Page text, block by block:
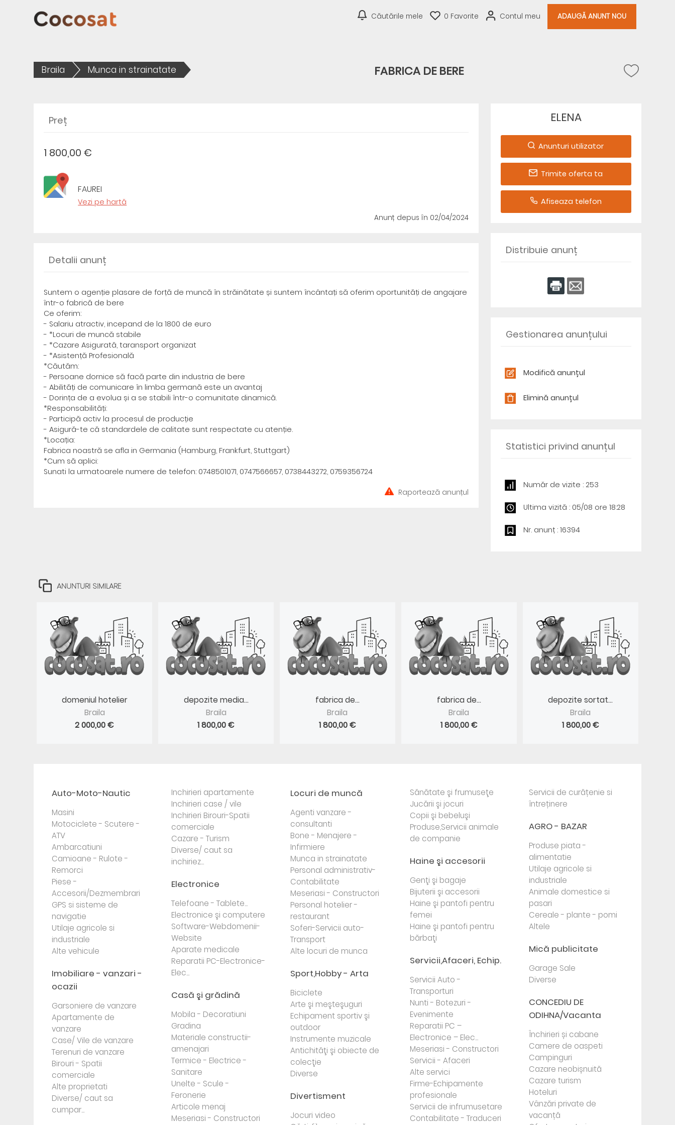
Căutările mele 0 Favorite Contul meu ADAUGĂ ANUNT NOU
Braila Munca in strainatate FABRICA DE BERE
Preț
1 800,00 €
FAUREI
Vezi pe hartă
Anunț depus în 02/04/2024
Detalii anunț
Suntem o agenție plasare de forță de muncă în străinătate și suntem încântați să oferim oportunități de angajare
într-o fabrică de bere
Ce oferim:
- Salariu atractiv, incepand de la 1800 de euro
- *Locuri de muncă stabile
- *Cazare Asigurată, taransport organizat
- *Asistență Profesională
*Căutăm:
- Persoane dornice să facă parte din industria de bere
- Abilități de comunicare în limba germană este un avantaj
- Dorința de a evolua și a se stabili într-o comunitate dinamică.
*Responsabilități:
- Participă activ la procesul de producție
- Asigură-te că standardele de calitate sunt respectate cu atenție.
*Locația:
Fabrica noastră se afla in Germania (Hamburg, Frankfurt, Stuttgart)
*Cum să aplici:
Sunati la urmatoarele numere de telefon: 0748501071, 0747566657, 0738443272, 0759356724
Raportează anunțul
ELENA
Anunturi utilizator
Trimite oferta ta
Afiseaza telefon
Distribuie anunț
Gestionarea anunțului
Modifică anunțul
Elimină anunțul
Statistici privind anunțul
Număr de vizite : 253
Ultima vizită : 05/08 ore 18:28
Nr. anunț : 16394
ANUNTURI SIMILARE
domeniul hotelier
Braila
2 000,00 €
depozite media...
Braila
1 800,00 €
fabrica de...
Braila
1 800,00 €
fabrica de...
Braila
1 800,00 €
depozite sortat...
Braila
1 800,00 €
Auto-Moto-Nautic
Masini
Motociclete - Scutere -
ATV
Ambarcatiuni
Camioane - Rulote -
Remorci
Piese -
Accesorii/Dezmembrari
GPS si sisteme de
navigatie
Utilaje agricole si
industriale
Alte vehicule
Imobiliare - vanzari -
ocazii
Garsoniere de vanzare
Apartamente de
vanzare
Case/ Vile de vanzare
Terenuri de vanzare
Birouri - Spatii
comerciale
Alte proprietati
Diverse/ caut sa
cumpar...
Inchirieri apartamente
Inchirieri case / vile
Inchirieri Birouri-Spatii
comerciale
Cazare - Turism
Diverse/ caut sa
inchiriez...
Electronice
Telefoane - Tablete...
Electronice şi computere
Software-Webdomenii-
Website
Aparate medicale
Reparatii PC-Electronice-
Elec...
Casă şi grădină
Mobila - Decoratiuni
Gradina
Materiale constructii-
amenajari
Termice - Electrice -
Sanitare
Unelte - Scule -
Feronerie
Articole menaj
Meseriasi - Constructori
Locuri de muncă
Agenti vanzare -
consultanti
Bone - Menajere -
Infirmiere
Munca in strainatate
Personal administrativ-
Contabilitate
Meseriasi - Constructori
Personal hotelier -
restaurant
Soferi-Servicii auto-
Transport
Alte locuri de munca
Sport,Hobby - Arta
Biciclete
Arte şi meşteşuguri
Echipament sportiv şi
outdoor
Instrumente muzicale
Antichităţi şi obiecte de
colecţie
Diverse
Divertisment
Jocuri video
Sănătate şi frumuseţe
Jucării şi jocuri
Copii şi bebeluşi
Produse,Servicii animale
de companie
Haine şi accesorii
Genţi şi bagaje
Bijuterii şi accesorii
Haine şi pantofi pentru
femei
Haine şi pantofi pentru
bărbaţi
Servicii,Afaceri, Echip.
Servicii Auto -
Transporturi
Nunti - Botezuri -
Evenimente
Reparatii PC –
Electronice – Elec...
Meseriasi - Constructori
Servicii - Afaceri
Alte servici
Firme-Echipamente
profesionale
Servicii de infrumusetare
Contabilitate - Traduceri
Servicii de curățenie si
întreținere
AGRO - BAZAR
Produse piata -
alimentatie
Utilaje agricole si
industriale
Animale domestice si
pasari
Cereale - plante - pomi
Altele
Mică publicitate
Garage Sale
Diverse
CONCEDIU DE
ODIHNA/Vacanta
Închirieri și cabane
Camere de oaspeti
Campinguri
Cazare neobișnuită
Cazare turism
Hoteluri
Vânzări private de
vacanță